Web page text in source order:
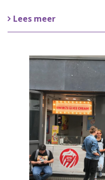
Lees meer